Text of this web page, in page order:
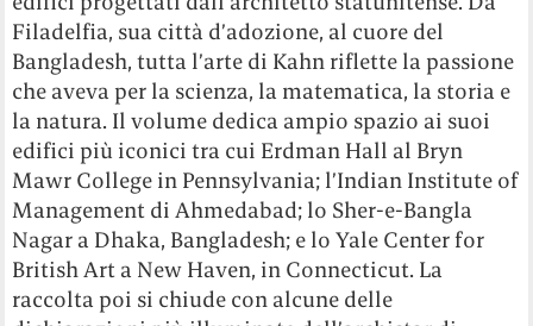
Filadelfia, sua città d’adozione, al cuore del
Bangladesh, tutta l’arte di Kahn riflette la passione
che aveva per la scienza, la matematica, la storia e
la natura. Il volume dedica ampio spazio ai suoi
edifici più iconici tra cui Erdman Hall al Bryn
Mawr College in Pennsylvania; l’Indian Institute of
Management di Ahmedabad; lo Sher-e-Bangla
Nagar a Dhaka, Bangladesh; e lo Yale Center for
British Art a New Haven, in Connecticut. La
raccolta poi si chiude con alcune delle